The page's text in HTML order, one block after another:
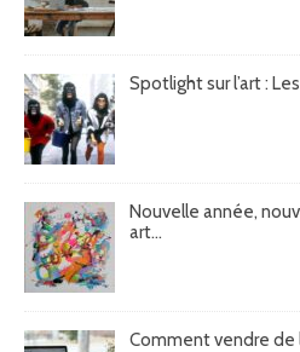
Spotlight sur l’art :
Nouvelle année,
art...
Comment vendre de